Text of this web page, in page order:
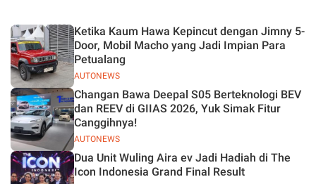
Basis Produksi
ASEAN
AUTONEWS
Ketika Kaum Hawa Kepincut dengan Jimny 5-
Door, Mobil Macho yang Jadi Impian Para
Petualang
AUTONEWS
Changan Bawa Deepal S05 Berteknologi BEV
dan REEV di GIIAS 2026, Yuk Simak Fitur
Canggihnya!
Dua Unit Wuling Aira ev Jadi Hadiah di The
Icon Indonesia Grand Final Result